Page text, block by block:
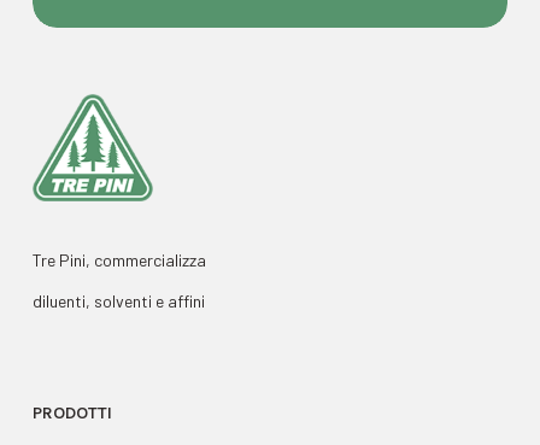
Tre Pini, commercializza
diluenti, solventi e affini
PRODOTTI